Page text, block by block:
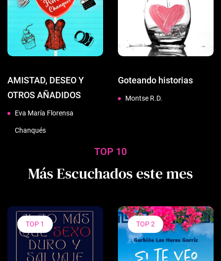
AMISTAD, DESEO Y
OTROS AÑADIDOS
Eva María Florensa
Chanqués
Goteando historias
Montse R.D.
TOP 10
Más Escuchados este mes
TOP 1 TOP 2